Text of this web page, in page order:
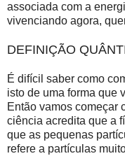
associada com a
vivenciando agora,
DEFINIÇÃO
É difícil saber como
isto de uma forma que
Então vamos começar
ciência acredita que a
que as pequenas
refere a partículas